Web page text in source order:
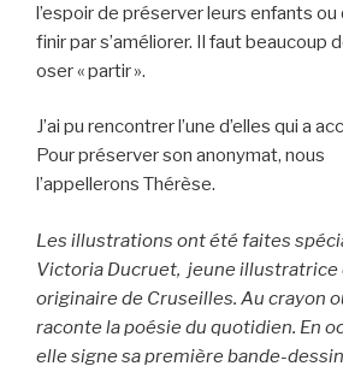
l’espoir de préserver leurs enfants ou
finir par s’améliorer. Il faut beaucoup
oser « partir ».
J’ai pu rencontrer l’une d’elles qui a
Pour préserver son anonymat, nous
l’appellerons Thérèse.
Les illustrations ont été faites
Victoria Ducruet, jeune illustratrice
originaire de Cruseilles. Au crayon
raconte la poésie du quotidien. En
elle signe sa première bande-